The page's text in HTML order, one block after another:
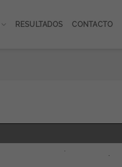
RESULTADOS CONTACTO